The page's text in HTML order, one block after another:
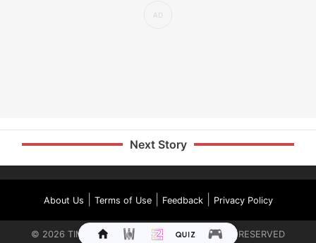
Next Story
About Us Terms of Use| Feedback| Privacy Policy
© 2026 TIMES INTERNET LIMITED. ALL RIGHTS RESERVED